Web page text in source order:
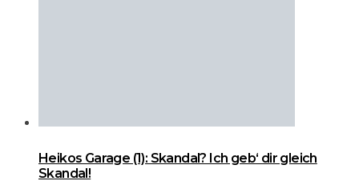
Heikos Garage (1): Skandal? Ich geb‘ dir gleich
Skandal!